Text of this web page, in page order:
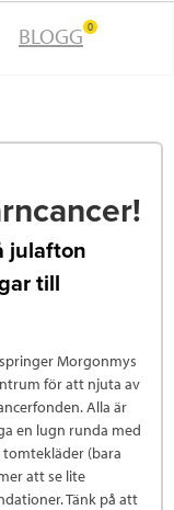
BLOGG 0
julafton
till
Morgonmys
för att njuta av
Alla är
en lugn runda med
tomtekläder (bara
att se lite
Tänk på att